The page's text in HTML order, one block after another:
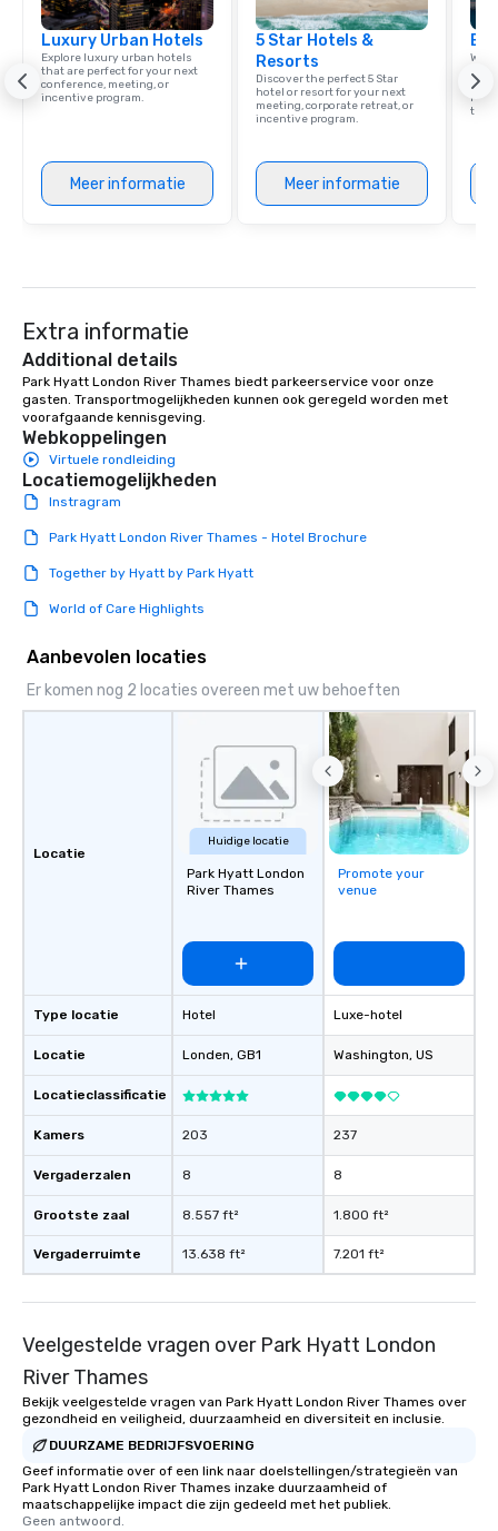
Luxury Urban Hotels
Explore luxury urban hotels
that are perfect for your next
conference, meeting, or
incentive program.
Meer informatie
5 Star Hotels &
Resorts
Discover the perfect 5 Star
hotel or resort for your next
meeting, corporate retreat, or
incentive program.
Meer informatie
Extra informatie
Additional details
Park Hyatt London River Thames biedt parkeerservice voor onze
gasten. Transportmogelijkheden kunnen ook geregeld worden met
voorafgaande kennisgeving.
Webkoppelingen
Virtuele rondleiding
Locatiemogelijkheden
Instragram
Park Hyatt London River Thames - Hotel Brochure
Together by Hyatt by Park Hyatt
World of Care Highlights
Aanbevolen locaties
Er komen nog 2 locaties overeen met uw behoeften
Locatie
Type locatie
Locatie
Locatieclassificatie
Kamers
Vergaderzalen
Grootste zaal
Vergaderruimte
Huidige locatie
Park Hyatt London
River Thames
Hotel
Londen, GB1
203
8
8.557 ft²
13.638 ft²
Promote your
venue
Luxe-hotel
Washington, US
237
8
1.800 ft²
7.201 ft²
Veelgestelde vragen over Park Hyatt London
River Thames
Bekijk veelgestelde vragen van Park Hyatt London River Thames over
gezondheid en veiligheid, duurzaamheid en diversiteit en inclusie.
DUURZAME BEDRIJFSVOERING
Geef informatie over of een link naar doelstellingen/strategieën van
Park Hyatt London River Thames inzake duurzaamheid of
maatschappelijke impact die zijn gedeeld met het publiek.
Geen antwoord.